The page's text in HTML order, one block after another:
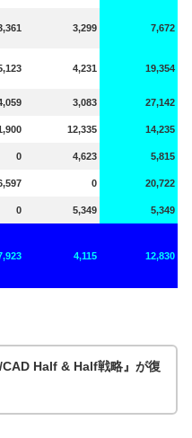
3,299 7,672
4,231 19,354
3,083 27,142
12,335 14,235
0 4,623 5,815
0 20,722
0 5,349 5,349
4,115 12,830
Half & Half戦略』が復